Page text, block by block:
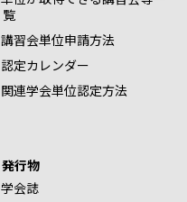
覧
講習会単位申請方法
認定カレンダー
関連学会単位認定方法
発行物
学会誌